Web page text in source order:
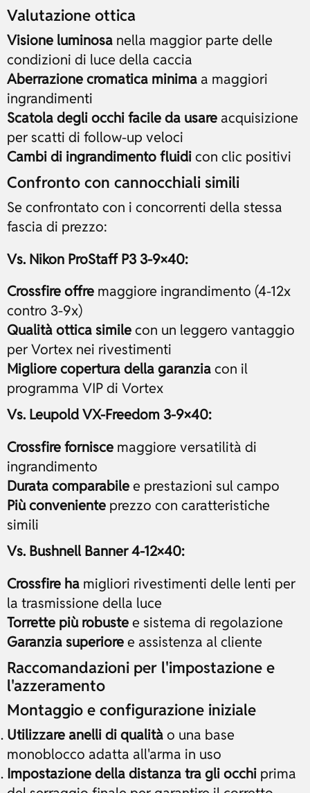
Valutazione ottica
Visione luminosa nella maggior parte delle
condizioni di luce della caccia
Aberrazione cromatica minima a maggiori
ingrandimenti
Scatola degli occhi facile da usare acquisizione
per scatti di follow-up veloci
Cambi di ingrandimento fluidicon clic positivi
Confronto con cannocchiali simili
Se confrontato con i concorrenti della stessa
fascia di prezzo:
Vs. Nikon ProStaff P3 3-9×40:
Crossfire offre maggiore ingrandimento (4-12x
contro 3-9x)
Qualità ottica similecon un leggero vantaggio
per Vortex nei rivestimenti
Migliore copertura della garanziacon il
programma VIP di Vortex
Vs. Leupold VX-Freedom 3-9×40:
Crossfire fornisce maggiore versatilità di
ingrandimento
Durata comparabilee prestazioni sul campo
Più conveniente prezzo con caratteristiche
simili
Vs. Bushnell Banner 4-12×40:
Crossfire ha migliori rivestimenti delle lenti per
la trasmissione della luce
Torrette più robustee sistema di regolazione
Garanzia superioree assistenza al cliente
Raccomandazioni per l'impostazione e
l'azzeramento
Montaggio e configurazione iniziale
Utilizzare anelli di qualitào una base
monoblocco adatta all'arma in uso
Impostazione della distanza tra gli occhi prima